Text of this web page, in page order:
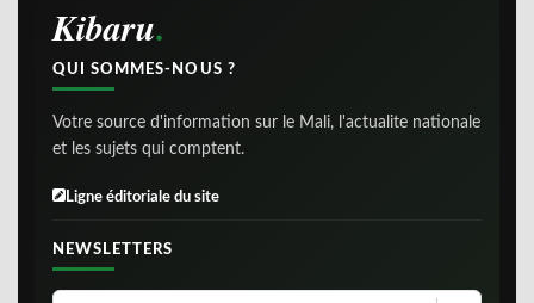
Kibaru
QUI SOMMES-NOUS ?
Votre source d'information sur le Mali, l'actualite nationale
et les sujets qui comptent.
Ligne éditoriale du site
NEWSLETTERS